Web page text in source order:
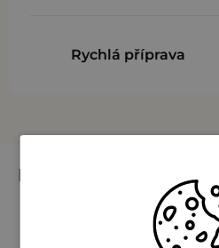
Rychlá příprava
Instagram